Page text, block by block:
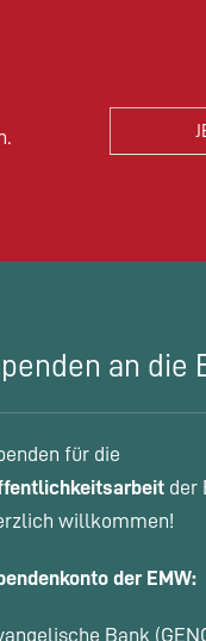
an die
für die
der
willkommen!
der EMW:
Bank